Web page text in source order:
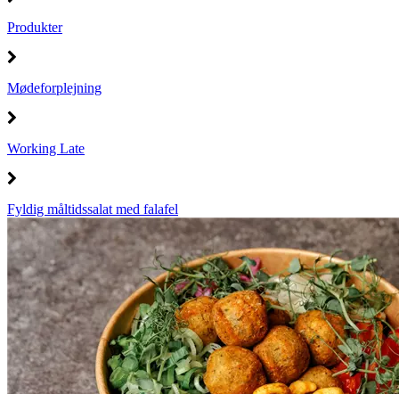
Produkter
Mødeforplejning
Working Late
Fyldig måltidssalat med falafel